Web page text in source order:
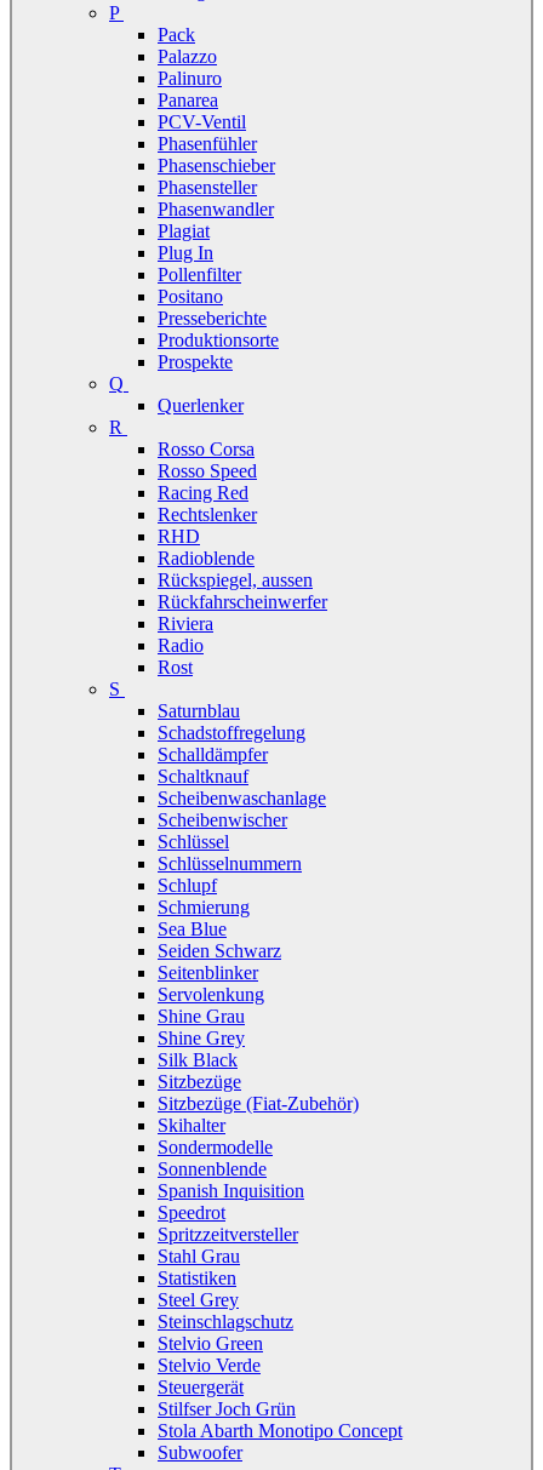
P
Pack
Palazzo
Palinuro
Panarea
PCV-Ventil
Phasenfühler
Phasenschieber
Phasensteller
Phasenwandler
Plagiat
Plug In
Pollenfilter
Positano
Presseberichte
Produktionsorte
Prospekte
Q
Querlenker
R
Rosso Corsa
Rosso Speed
Racing Red
Rechtslenker
RHD
Radioblende
Rückspiegel, aussen
Rückfahrscheinwerfer
Riviera
Radio
Rost
S
Saturnblau
Schadstoffregelung
Schalldämpfer
Schaltknauf
Scheibenwaschanlage
Scheibenwischer
Schlüssel
Schlüsselnummern
Schlupf
Schmierung
Sea Blue
Seiden Schwarz
Seitenblinker
Servolenkung
Shine Grau
Shine Grey
Silk Black
Sitzbezüge
Sitzbezüge (Fiat-Zubehör)
Skihalter
Sondermodelle
Sonnenblende
Spanish Inquisition
Speedrot
Spritzzeitversteller
Stahl Grau
Statistiken
Steel Grey
Steinschlagschutz
Stelvio Green
Stelvio Verde
Steuergerät
Stilfser Joch Grün
Stola Abarth Monotipo Concept
Subwoofer